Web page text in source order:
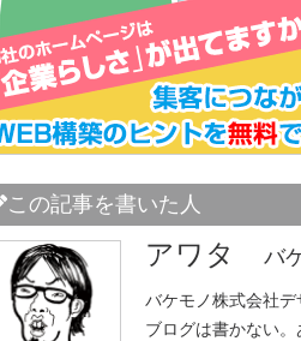
この記事を書いた人
アワタ バ
バケモノ株式会社デ
ブログは書かない。